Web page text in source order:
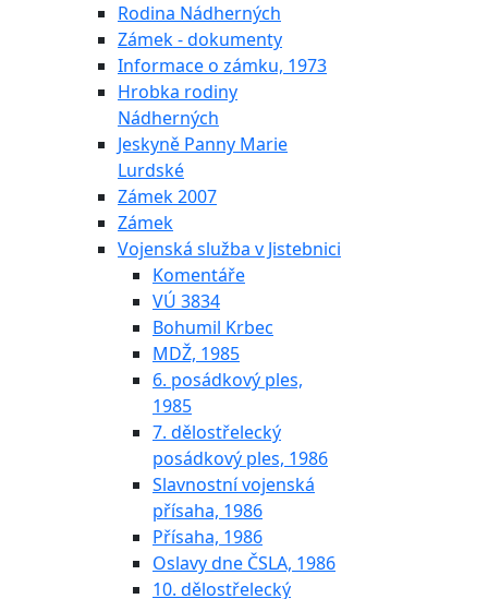
Rodina Nádherných
Zámek - dokumenty
Informace o zámku, 1973
Hrobka rodiny
Nádherných
Jeskyně Panny Marie
Lurdské
Zámek 2007
Zámek
Vojenská služba v Jistebnici
Komentáře
VÚ 3834
Bohumil Krbec
MDŽ, 1985
6. posádkový ples,
1985
7. dělostřelecký
posádkový ples, 1986
Slavnostní vojenská
přísaha, 1986
Přísaha, 1986
Oslavy dne ČSLA, 1986
10. dělostřelecký